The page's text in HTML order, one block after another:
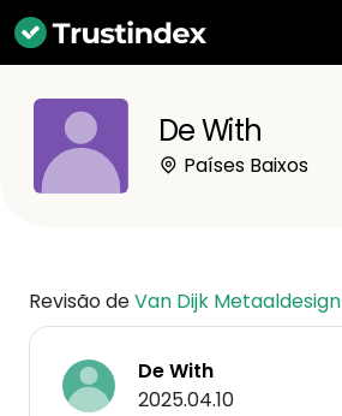
De With
Países Baixos
Revisão deVan Dijk Metaaldesign
De With
2025.04.10